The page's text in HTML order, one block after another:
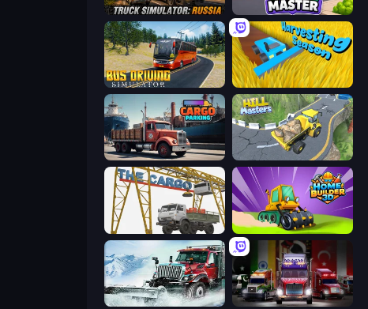
Truck Simulator: Russia Trash Master
Bus Driving Simulator Harvesting Season
Cargo Truck Parking Hill Masters
The Cargo Home Builder 3D
Snow Plow Truck Big Euro Truck Driving